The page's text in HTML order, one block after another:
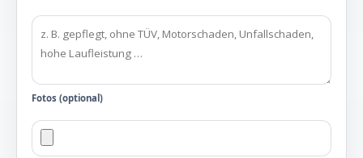
Fotos (optional)